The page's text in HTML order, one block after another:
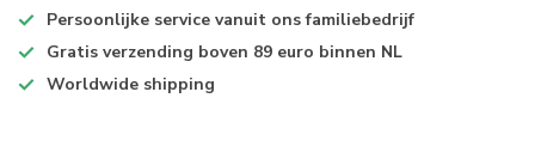
Persoonlijke service vanuit ons familiebedrijf
Gratis verzending boven 89 euro binnen NL
Worldwide shipping